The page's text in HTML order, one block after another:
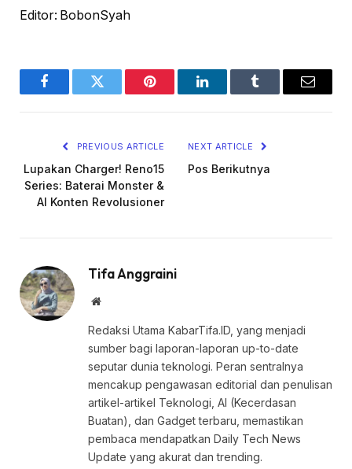
Editor: BobonSyah
FacebookTwitter Pinterest LinkedInTumblr Email
PREVIOUS ARTICLE
Lupakan Charger! Reno15
Series: Baterai Monster &
AI Konten Revolusioner
NEXT ARTICLE
Pos Berikutnya
Tifa Anggraini
Website
Redaksi Utama KabarTifa.ID, yang menjadi
sumber bagi laporan-laporan up-to-date
seputar dunia teknologi. Peran sentralnya
mencakup pengawasan editorial dan penulisan
artikel-artikel Teknologi, AI (Kecerdasan
Buatan), dan Gadget terbaru, memastikan
pembaca mendapatkan Daily Tech News
Update yang akurat dan trending.